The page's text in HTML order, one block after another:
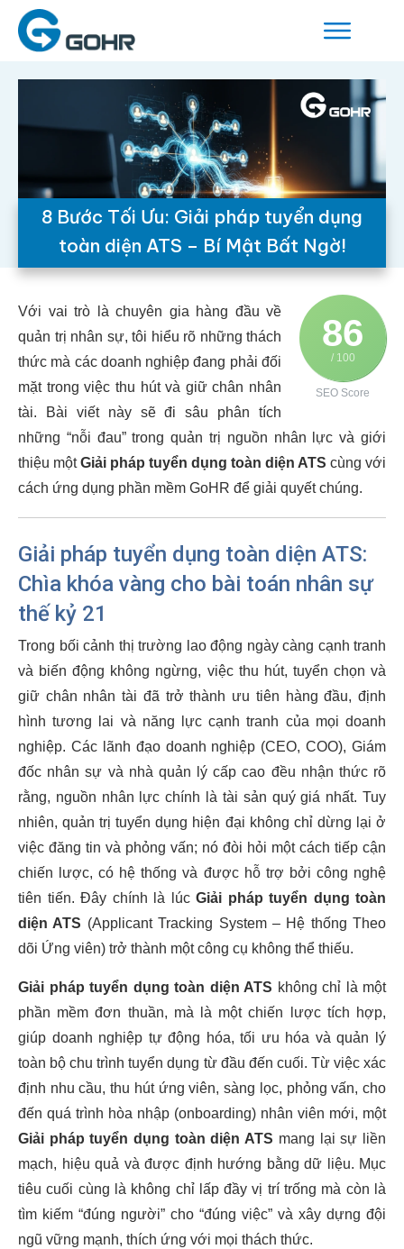
8 Bước Tối Ưu: Giải pháp tuyển dụng
toàn diện ATS – Bí Mật Bất Ngờ!
86
/ 100
SEO Score
Với vai trò là chuyên gia hàng đầu về
quản trị nhân sự, tôi hiểu rõ những thách
thức mà các doanh nghiệp đang phải đối
mặt trong việc thu hút và giữ chân nhân
tài. Bài viết này sẽ đi sâu phân tích
những “nỗi đau” trong quản trị nguồn nhân lực và giới
thiệu mộtGiải pháp tuyển dụng toàn diện ATS cùng với
cách ứng dụng phần mềm GoHR để giải quyết chúng.
Giải pháp tuyển dụng toàn diện ATS:
Chìa khóa vàng cho bài toán nhân sự
thế kỷ 21
Trong bối cảnh thị trường lao động ngày càng cạnh tranh
và biến động không ngừng, việc thu hút, tuyển chọn và
giữ chân nhân tài đã trở thành ưu tiên hàng đầu, định
hình tương lai và năng lực cạnh tranh của mọi doanh
nghiệp. Các lãnh đạo doanh nghiệp (CEO, COO), Giám
đốc nhân sự và nhà quản lý cấp cao đều nhận thức rõ
rằng, nguồn nhân lực chính là tài sản quý giá nhất. Tuy
nhiên, quản trị tuyển dụng hiện đại không chỉ dừng lại ở
việc đăng tin và phỏng vấn; nó đòi hỏi một cách tiếp cận
chiến lược, có hệ thống và được hỗ trợ bởi công nghệ
tiên tiến. Đây chính là lúc Giải pháp tuyển dụng toàn
diện ATS (Applicant Tracking System – Hệ thống Theo
dõi Ứng viên) trở thành một công cụ không thể thiếu.
Giải pháp tuyển dụng toàn diện ATS không chỉ là một
phần mềm đơn thuần, mà là một chiến lược tích hợp,
giúp doanh nghiệp tự động hóa, tối ưu hóa và quản lý
toàn bộ chu trình tuyển dụng từ đầu đến cuối. Từ việc xác
định nhu cầu, thu hút ứng viên, sàng lọc, phỏng vấn, cho
đến quá trình hòa nhập (onboarding) nhân viên mới, một
Giải pháp tuyển dụng toàn diện ATS mang lại sự liền
mạch, hiệu quả và được định hướng bằng dữ liệu. Mục
tiêu cuối cùng là không chỉ lấp đầy vị trí trống mà còn là
tìm kiếm “đúng người” cho “đúng việc” và xây dựng đội
ngũ vững mạnh, thích ứng với mọi thách thức.